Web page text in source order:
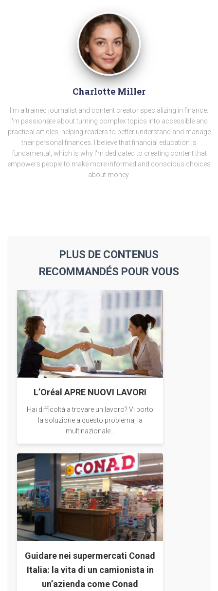
Charlotte Miller
I'm a trained journalist and content creator specializing in finance.
I'm passionate about turning complex topics into accessible and
practical articles, helping readers to better understand and manage
their personal finances. I believe that financial education is
fundamental, which is why I'm dedicated to creating content that
empowers people to make more informed and conscious choices
about money.
PLUS DE CONTENUS
RECOMMANDÉS POUR VOUS
L’Oréal APRE NUOVI LAVORI
Hai difficoltà a trovare un lavoro? Vi porto
la soluzione a questo problema, la
multinazionale...
Guidare nei supermercati Conad
Italia: la vita di un camionista in
un’azienda come Conad